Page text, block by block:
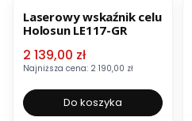
Laserowy wskaźnik celu
Holosun LE117-GR
Cena promocyjna
2 139,00 zł
Najniższa cena: 2 190,00 zł
Do koszyka